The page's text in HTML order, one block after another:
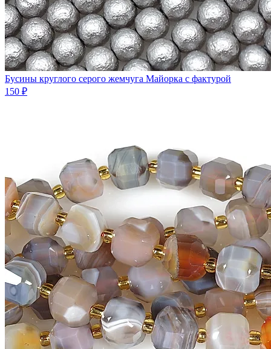
Бусины круглого серого жемчуга Майорка с фактурой
150 ₽